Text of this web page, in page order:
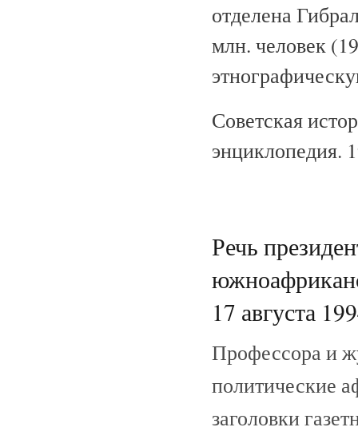
отделена
млн. человек
Советская
энциклопедия.
Речь
17 августа
Профессора и
политические
заголовки